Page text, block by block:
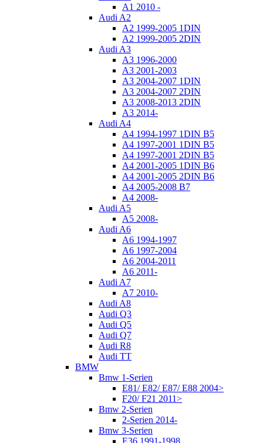
A1 2010 -
Audi A2
A2 1999-2005 1DIN
A2 1999-2005 2DIN
Audi A3
A3 1996-2000
A3 2001-2003
A3 2004-2007 1DIN
A3 2004-2007 2DIN
A3 2008-2013 2DIN
A3 2014-
Audi A4
A4 1994-1997 1DIN B5
A4 1997-2001 1DIN B5
A4 1997-2001 2DIN B5
A4 2001-2005 1DIN B6
A4 2001-2005 2DIN B6
A4 2005-2008 B7
A4 2008-
Audi A5
A5 2008-
Audi A6
A6 1994-1997
A6 1997-2004
A6 2004-2011
A6 2011-
Audi A7
A7 2010-
Audi A8
Audi Q3
Audi Q5
Audi Q7
Audi R8
Audi TT
BMW
Bmw 1-Serien
E81/ E82/ E87/ E88 2004>
F20/ F21 2011>
Bmw 2-Serien
2-Serien 2014-
Bmw 3-Serien